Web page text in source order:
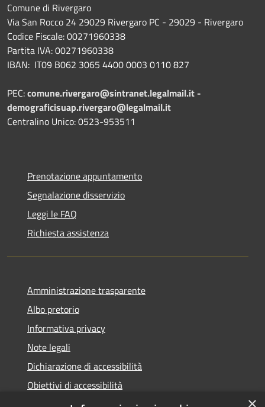
Comune di Rivergaro
Via San Rocco 24 29029 Rivergaro PC - 29029 - Rivergaro
Codice Fiscale: 00271960338
Partita IVA: 00271960338
IBAN: IT09 B062 3065 4400 0003 0110 827
PEC:comune.rivergaro@sintranet.legalmail.it -
demograficisuap.rivergaro@legalmail.it
Centralino Unico: 0523-953511
Prenotazione appuntamento
Segnalazione disservizio
Leggi le FAQ
Richiesta assistenza
Amministrazione trasparente
Albo pretorio
Informativa privacy
Note legali
Dichiarazione di accessibilità
Obiettivi di accessibilità